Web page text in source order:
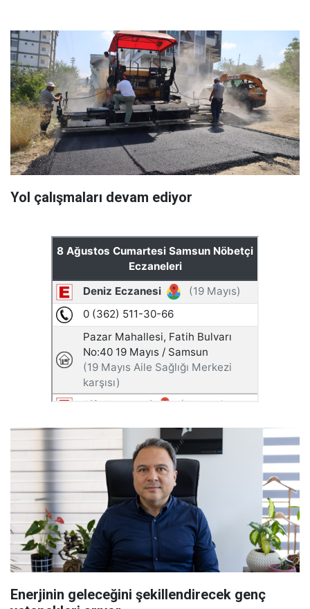
Yol çalışmaları devam ediyor
Enerjinin geleceğini şekillendirecek genç